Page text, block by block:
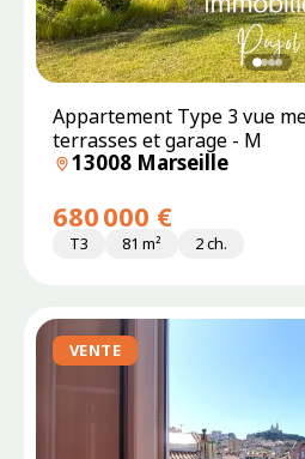
Appartement Type 3 vue
terrasses et garage - M
13008 Marseille
680 000 €
T3 81 m² 2 ch.
VENTE